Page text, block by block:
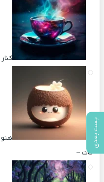
پست بعدی
کات –